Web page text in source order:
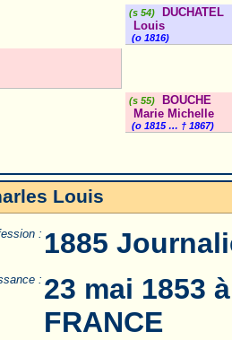
(s 54)
DUCHATEL
Louis
(o 1816)
(s 55)
BOUCHE
Marie Michelle
(o 1815 … † 1867)
Louis
: 1885
: 23 mai 1853
FRANCE